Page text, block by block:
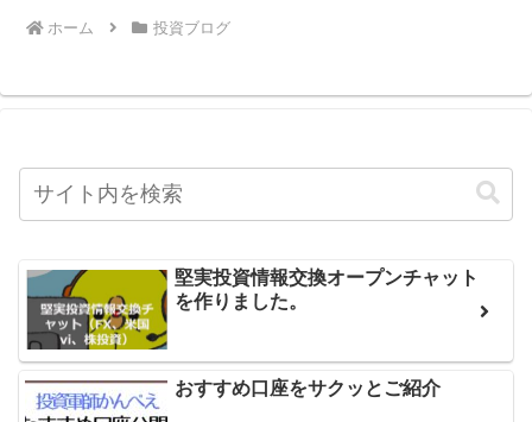
ホーム 投資ブログ
堅実投資情報交換オープンチャット
を作りました。
おすすめ口座をサクッとご紹介